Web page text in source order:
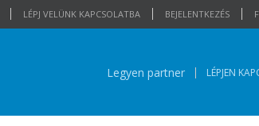
LÉPJ VELÜNK KAPCSOLATBA BEJELENTKEZÉS
Legyen partner LÉPJEN